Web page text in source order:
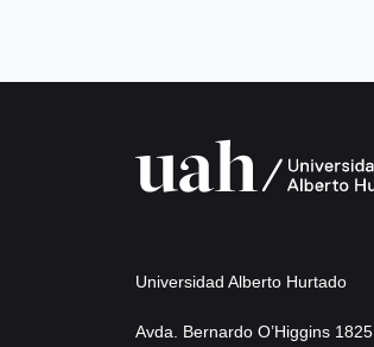
Universidad Alberto Hurtado
Avda. Bernardo O’Higgins 1825